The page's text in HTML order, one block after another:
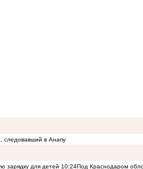
следовавший в Анапу
зарядку для детей 10:24Под Краснодаром